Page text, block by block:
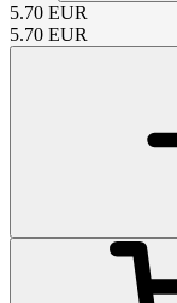
5.70 EUR
5.70 EUR